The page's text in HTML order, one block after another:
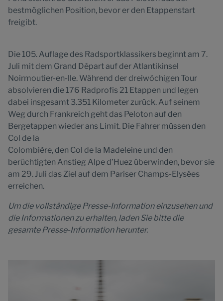
bestmöglichen Position, bevor er den Etappenstart
freigibt.
Die 105. Auflage des Radsportklassikers beginnt am 7.
Juli mit dem Grand Départ auf der Atlantikinsel
Noirmoutier-en-lle. Während der dreiwöchigen Tour
absolvieren die 176 Radprofis 21 Etappen und legen
dabei insgesamt 3.351 Kilometer zurück. Auf seinem
Weg durch Frankreich geht das Peloton auf den
Bergetappen wieder ans Limit. Die Fahrer müssen den
Col de la
Colombière, den Col de la Madeleine und den
berüchtigten Anstieg Alpe d’Huez überwinden, bevor sie
am 29. Juli das Ziel auf dem Pariser Champs-Elysées
erreichen.
Um die vollständige Presse-Information einzusehen und
die Informationen zu erhalten, laden Sie bitte die
gesamte Presse-Information herunter.